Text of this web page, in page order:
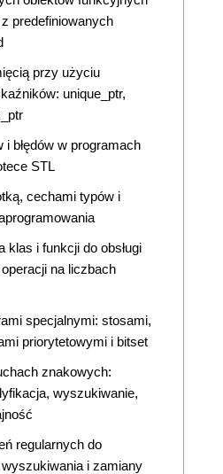
predefiniowanych
przy użyciu
unique_ptr,
i błędów w programach
STL
cechami typów i
klas i funkcji do obsługi
na liczbach
specjalnymi: stosami,
priorytetowymi i bitset
znakowych:
wyszukiwanie,
regularnych do
i zamiany